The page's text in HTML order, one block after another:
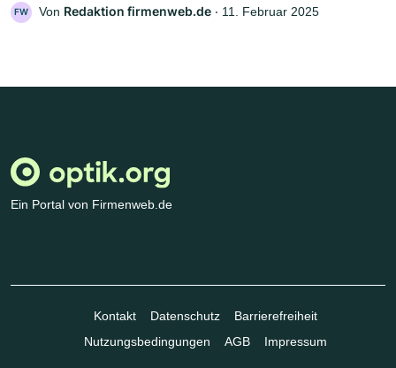
FW Von Redaktion firmenweb.de ‧ 11. Februar 2025
Ein Portal von Firmenweb.de
Kontakt Datenschutz
Barrierefreiheit
Nutzungsbedingungen
AGB Impressum